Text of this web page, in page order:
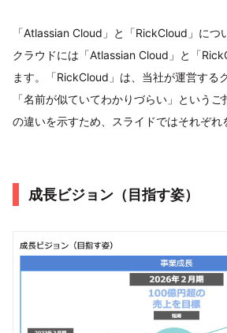
「Atlassian Cloud」と「RickCloud」につ
クラウドには「Atlassian Cloud」と「
ます。「RickCloud」は、当社が運営する
「名前が似ていてわかりづらい」という
の違いを示すため、スライドではそれぞれ
成長ビジョン（目指す姿）